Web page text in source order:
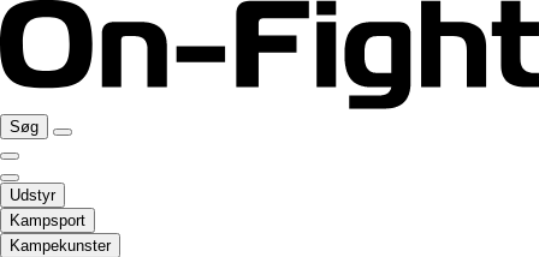
Søg
Udstyr
Kampsport
Kampekunster